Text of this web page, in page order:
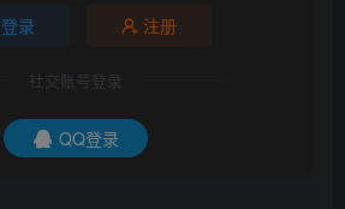
登录 注册
社交账号登录
QQ登录